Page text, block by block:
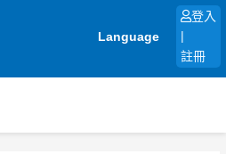
Language
登入
註冊